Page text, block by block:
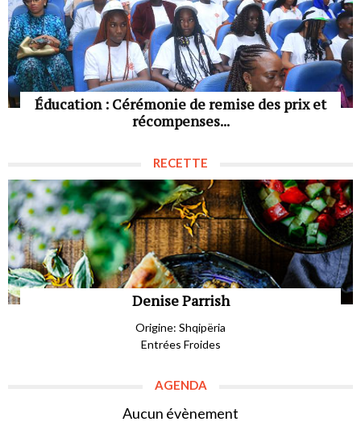
Éducation : Cérémonie de remise des prix et
récompenses...
RECETTE
Denise Parrish
Origine: Shqipëria
Entrées Froides
AGENDA
Aucun évènement